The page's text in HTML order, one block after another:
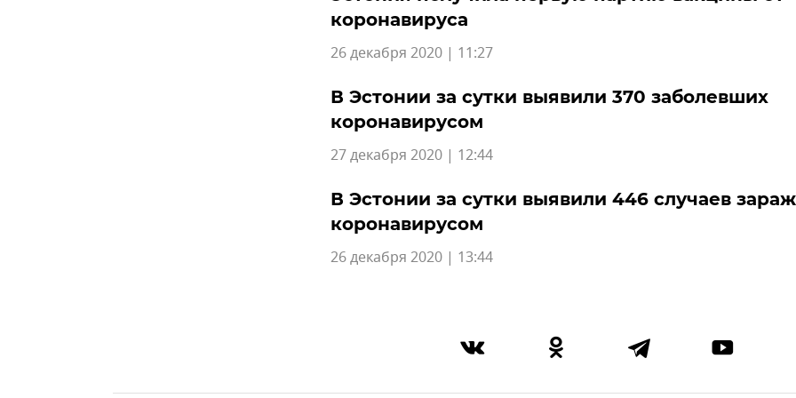
коронавируса
26 декабря 2020 | 11:27
В Эстонии за сутки выявили 370 заболевших
коронавирусом
27 декабря 2020 | 12:44
В Эстонии за сутки выявили 446 случаев
коронавирусом
26 декабря 2020 | 13:44